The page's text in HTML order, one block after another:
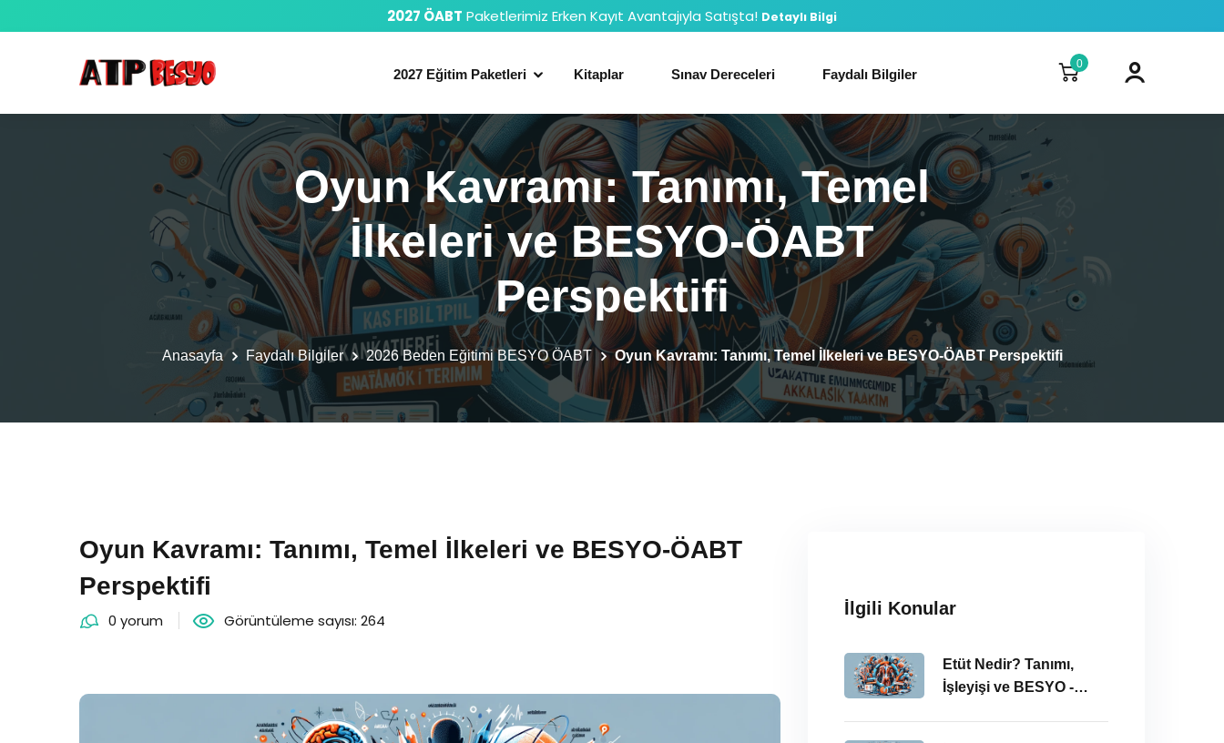
2027 ÖABT Paketlerimiz Erken Kayıt Avantajıyla Satışta! Detaylı Bilgi
2027 Eğitim Paketleri Kitaplar Sınav Dereceleri Faydalı Bilgiler
0
Oyun Kavramı: Tanımı, Temel
İlkeleri ve BESYO-ÖABT
Perspektifi
Anasayfa Faydalı Bilgiler 2026 Beden Eğitimi BESYO ÖABT Oyun Kavramı: Tanımı, Temel İlkeleri ve BESYO-ÖABT Perspektifi
Oyun Kavramı: Tanımı, Temel İlkeleri ve BESYO-ÖABT
Perspektifi
0 yorum Görüntüleme sayısı: 264
İlgili Konular
Etüt Nedir? Tanımı,
İşleyişi ve BESYO -